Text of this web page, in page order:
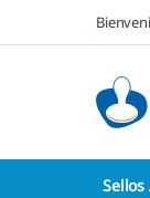
Saltar a la
Saltar al contenido